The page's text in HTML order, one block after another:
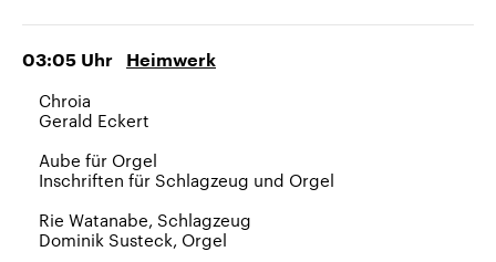
03:05 Uhr Heimwerk
Chroia
Gerald Eckert
Aube für Orgel
Inschriften für Schlagzeug und Orgel
Rie Watanabe, Schlagzeug
Dominik Susteck, Orgel